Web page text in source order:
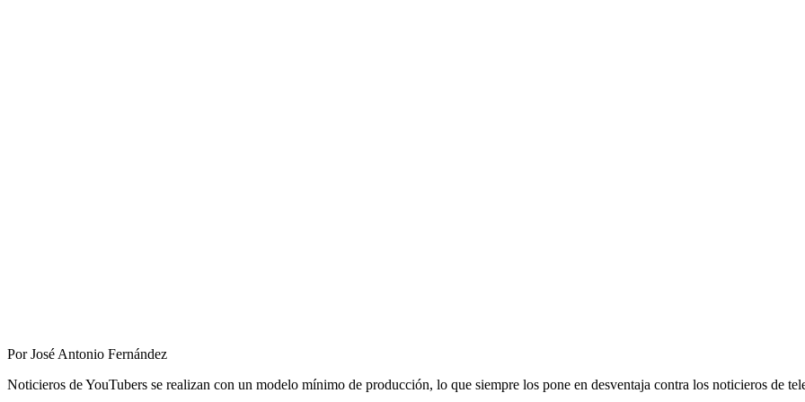
Por José Antonio Fernández
Noticieros de YouTubers se realizan con un modelo mínimo de producción, lo que siempre los pone en desventaja contra los noticieros de